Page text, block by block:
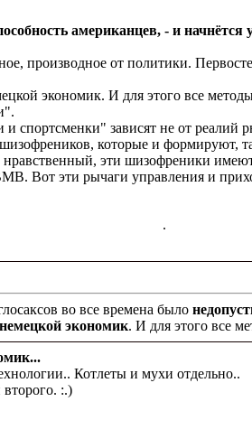
американцев, - и
производное от политики.
экономик. И для этого все
спортсменки" зависят не от реалий
шизофреников, которые и формируют,
нравственный, эти шизофреники
Вот эти рычаги управления и
.
во все времена было
экономик. И для этого все
Котлеты и мухи отдельно..
:.)